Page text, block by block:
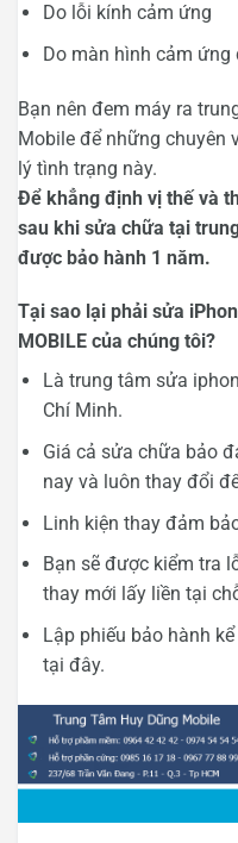
Do lỗi kính cảm ứng
Do màn hình cảm ứng
Bạn nên đem máy ra
Mobile để những chuyên
lý tình trạng này.
Để khẳng định vị thế và
sau khi sửa chữa tại
được bảo hành 1 năm.
Tại sao lại phải sửa
MOBILE của chúng tôi?
Là trung tâm sửa
Chí Minh.
Giá cả sửa chữa bảo
nay và luôn thay đổi
Linh kiện thay đảm
Bạn sẽ được kiểm tra
thay mới lấy liền tại
Lập phiếu bảo hành
tại đây.